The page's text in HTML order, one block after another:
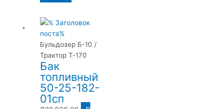
Бульдозер Б-10 /
Трактор Т-170
Бак
топливный
50-25-182-
01сп